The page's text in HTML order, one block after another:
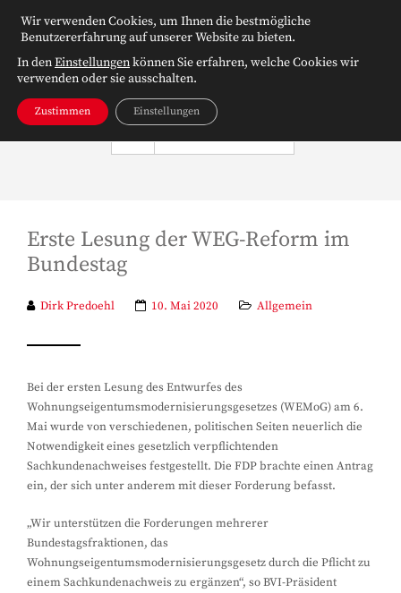
Erste Lesung der WEG-Reform im
Bundestag
Dirk Predoehl 10. Mai 2020 Allgemein
Bei der ersten Lesung des Entwurfes des
Wohnungseigentumsmodernisierungsgesetzes (WEMoG) am 6.
Mai wurde von verschiedenen, politischen Seiten neuerlich die
Notwendigkeit eines gesetzlich verpflichtenden
Sachkundenachweises festgestellt. Die FDP brachte einen Antrag
ein, der sich unter anderem mit dieser Forderung befasst.
„Wir unterstützen die Forderungen mehrerer
Bundestagsfraktionen, das
Wohnungseigentumsmodernisierungsgesetz durch die Pflicht zu
einem Sachkundenachweis zu ergänzen“, so BVI-Präsident
Wir verwenden Cookies, um Ihnen die bestmögliche
Benutzererfahrung auf unserer Website zu bieten.
In denEinstellungenkönnen Sie erfahren, welche Cookies wir
verwenden oder sie ausschalten.
Zustimmen Einstellungen